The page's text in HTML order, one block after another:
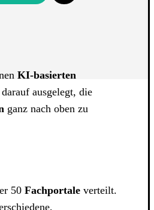
KI-basierten
ausgelegt, die
ganz nach oben zu
50 Fachportale verteilt.